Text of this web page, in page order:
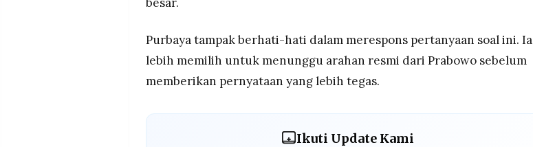
Purbaya tampak berhati-hati dalam merespons pertanyaan soal ini. Ia
lebih memilih untuk menunggu arahan resmi dari Prabowo sebelum
memberikan pernyataan yang lebih tegas.
Ikuti Update Kami